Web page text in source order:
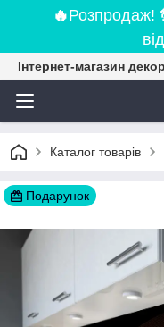
🔥Розпродаж!
Інтернет-магазин
Каталог товарів
Подарунок